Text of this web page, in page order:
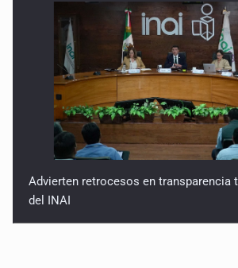
Advierten retrocesos en transparencia
del INAI